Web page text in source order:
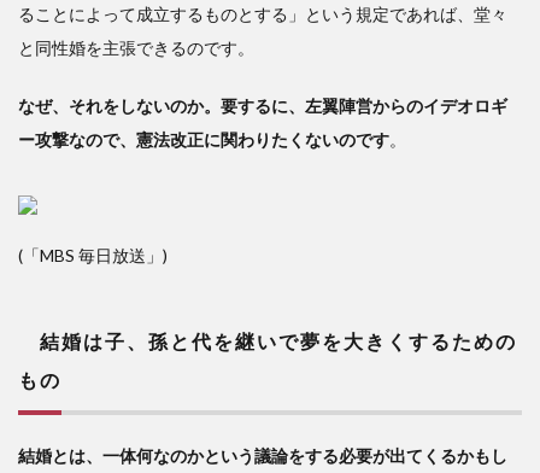
ることによって成立するものとする」という規定であれば、堂々
と同性婚を主張できるのです。
なぜ、それをしないのか。要するに、左翼陣営からのイデオロギ
ー攻撃なので、憲法改正に関わりたくないのです。
(「MBS 毎日放送」)
結婚は子、孫と代を継いで夢を大きくするための
もの
結婚とは、一体何なのかという議論をする必要が出てくるかもし